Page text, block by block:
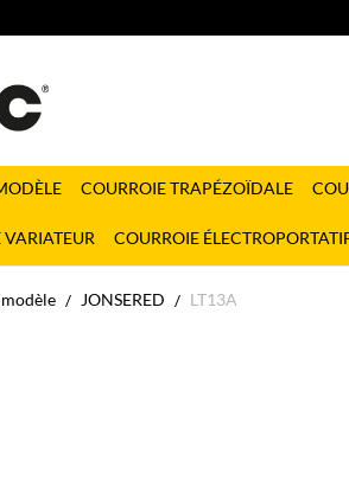
COURROIE TRAPÉZOÏDALE
COURROIE
JONSERED LT13A